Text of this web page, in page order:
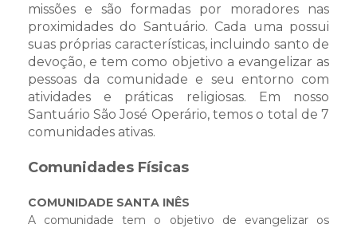
missões e são formadas por moradores nas
proximidades do Santuário. Cada uma possui
suas próprias características, incluindo santo de
devoção, e tem como objetivo a evangelizar as
pessoas da comunidade e seu entorno com
atividades e práticas religiosas. Em nosso
Santuário São José Operário, temos o total de 7
comunidades ativas.
Comunidades Físicas
COMUNIDADE SANTA INÊS
A comunidade tem o objetivo de evangelizar os